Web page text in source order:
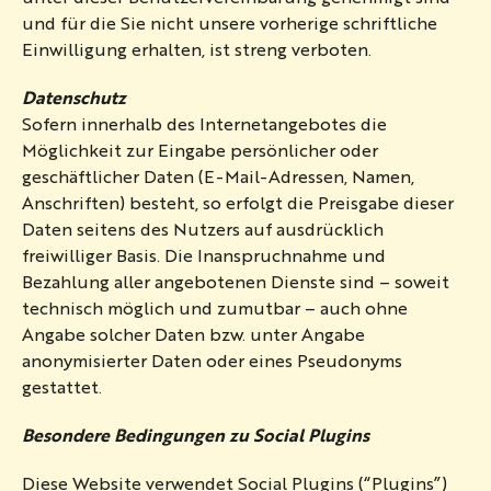
und für die Sie nicht unsere vorherige schriftliche
Einwilligung erhalten, ist streng verboten.
Datenschutz
Sofern innerhalb des Internetangebotes die
Möglichkeit zur Eingabe persönlicher oder
geschäftlicher Daten (E-Mail-Adressen, Namen,
Anschriften) besteht, so erfolgt die Preisgabe dieser
Daten seitens des Nutzers auf ausdrücklich
freiwilliger Basis. Die Inanspruchnahme und
Bezahlung aller angebotenen Dienste sind – soweit
technisch möglich und zumutbar – auch ohne
Angabe solcher Daten bzw. unter Angabe
anonymisierter Daten oder eines Pseudonyms
gestattet.
Besondere Bedingungen zu Social Plugins
Diese Website verwendet Social Plugins (“Plugins”)